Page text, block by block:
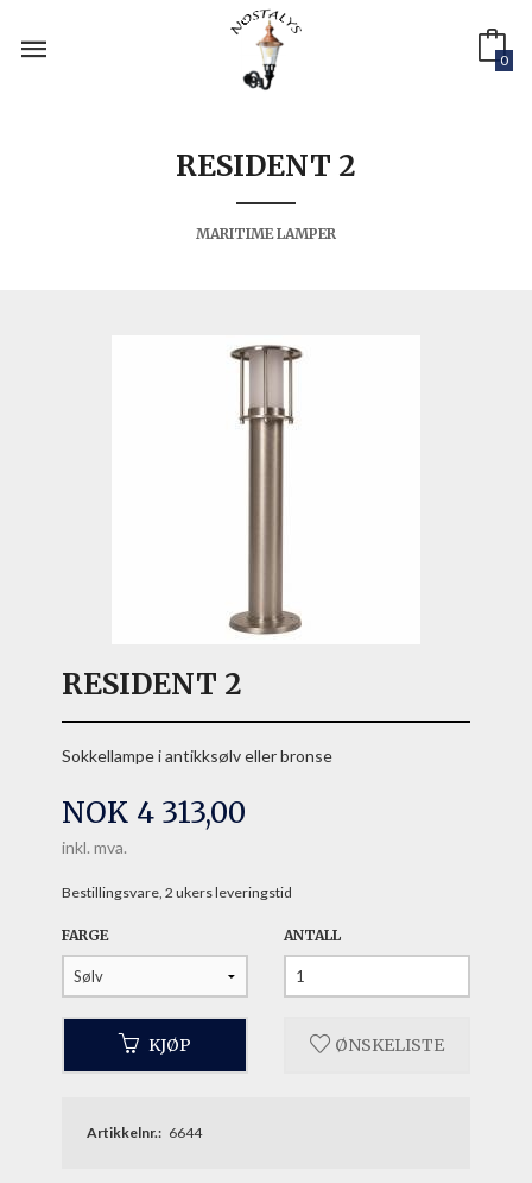
innholdet
0
RESIDENT 2
MARITIME LAMPER
RESIDENT 2
Sokkellampe i antikksølv eller bronse
Pris
NOK 4 313,00
inkl. mva.
Bestillingsvare, 2 ukers leveringstid
FARGE ANTALL
KJØP ØNSKELISTE
Artikkelnr.: 6644